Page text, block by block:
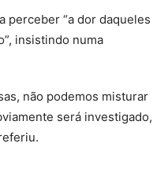
perceber “a dor daqueles
insistindo numa
não podemos misturar
será investigado,